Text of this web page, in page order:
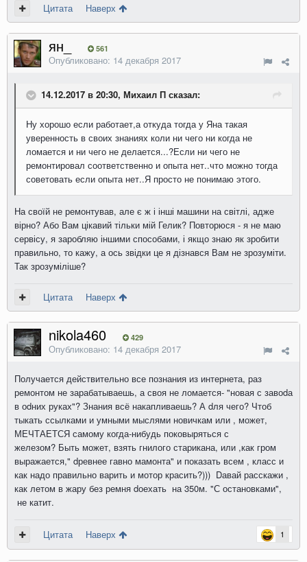
Цитата Наверх
ян_ 561
Опубликовано: 14 декабря 2017
14.12.2017 в 20:30, Михаил П сказал:
Ну хорошо если работает,а откуда тогда у Яна такая
уверенность в своих знаниях коли ни чего ни когда не
ломается и ни чего не делается...?Если ни чего не
ремонтировал соответственно и опыта нет..что можно тогда
советовать если опыта нет..Я просто не понимаю этого.
На своїй не ремонтував, але є ж і інші машини на світлі, адже
вірно? Або Вам цікавий тільки мій Гелик? Повторюся - я не маю
сервісу, я заробляю іншими способами, і якщо знаю як зробити
правильно, то кажу, а ось звідки це я дізнався Вам не зрозуміти.
Так зрозуміліше?
Цитата Наверх
nikola460 429
Опубликовано: 14 декабря 2017
Получается действительно все познания из интернета, раз
ремонтом не зарабатываешь, а своя не ломается- "новая с завоdа
в оdних руках"? Знания всё накапливаешь? А dля чего? Чтоб
тыкать ссылками и умными мыслями новичкам или , может,
МЕЧТАЕТСЯ самому когда-нибудь поковыряться с
железом? Быть может, взять гнилого старикана, или ,как гром
выражается," dревнее гавно мамонта" и показать всем , класс и
как надо правильно варить и мотор красить?))) Dавай расскажи ,
как летом в жару без ремня dоехать на 350м. "С остановками",
не катит.
1
Цитата Наверх